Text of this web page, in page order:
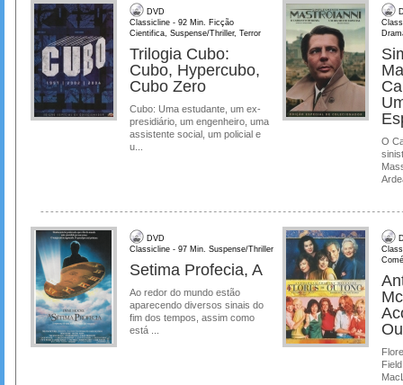
DVD
Classicline - 92 Min. Ficção
Cientifica, Suspense/Thriller, Terror
Trilogia Cubo:
Cubo, Hypercubo,
Cubo Zero
Cubo: Uma estudante, um ex-
presidiário, um engenheiro, uma
assistente social, um policial e
u...
O
DVD
Classicline - 97 Min. Suspense/Thriller
Setima Profecia, A
Ao redor do mundo estão
aparecendo diversos sinais do
fim dos tempos, assim como
está ...